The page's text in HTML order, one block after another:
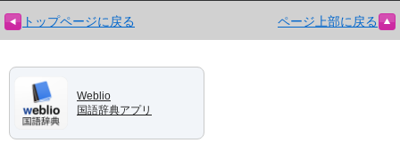
トップページに戻る ページ上部に戻る
Weblio
国語辞典アプリ